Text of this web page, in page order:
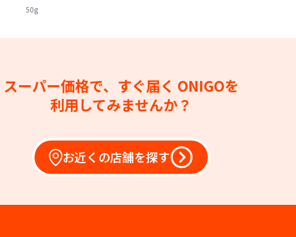
50g
スーパー価格で、すぐ届く ONIGOを
利用してみませんか？
お近くの店舗を探す